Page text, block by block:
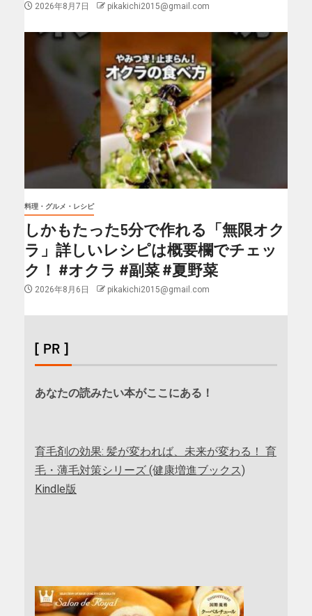
2026年8月7日 pikakichi2015@gmail.com
料理・グルメ・レシピ
しかもたった5分で作れる「無限オク
ラ」詳しいレシピは概要欄でチェッ
ク！ #オクラ #副菜 #夏野菜
2026年8月6日 pikakichi2015@gmail.com
[ PR ]
あなたの読みたい本がここにある！
育毛剤の効果: 髪が変われば、未来が変わる！ 育
毛・薄毛対策シリーズ (健康増進ブックス)
Kindle版